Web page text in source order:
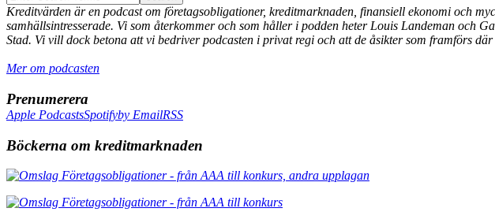
Kreditvärden är en podcast om företagsobligationer, kreditmarknaden, finansiell ekonomi och
samhällsintresserade. Vi som återkommer och som håller i podden heter Louis Landeman och
Stad. Vi vill dock betona att vi bedriver podcasten i privat regi och att de åsikter som framförs
Mer om podcasten
Prenumerera
Apple PodcastsSpotifyby EmailRSS
Böckerna om kreditmarknaden